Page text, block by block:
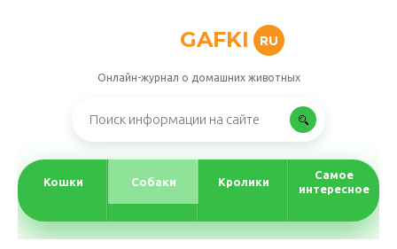
GAFKI RU
Онлайн-журнал о домашних животных
Кошки Собаки Кролики
Самое
интересное